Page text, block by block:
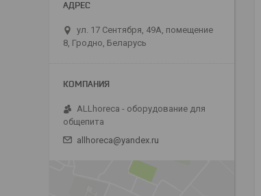
ул. 17 Сентября, 49А, помещение
8, Гродно, Беларусь
ALLhoreca - оборудование для
общепита
allhoreca@yandex.ru